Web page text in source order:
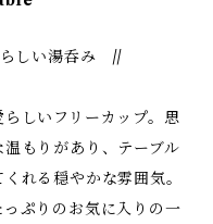
しい湯呑み //
しいフリーカップ。思
もりがあり、テーブル
れる穏やかな雰囲気。
ぷりのお気に入りの一